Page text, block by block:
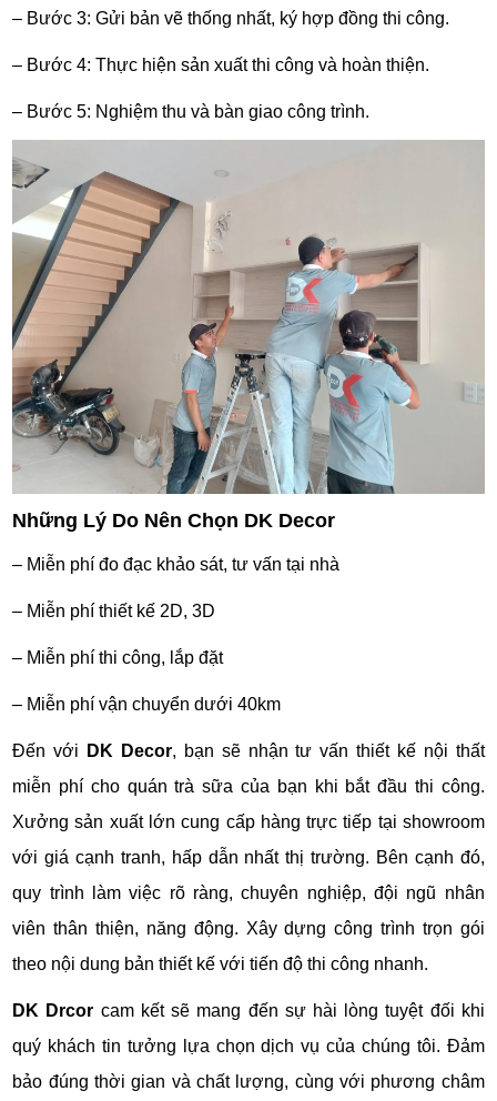
– Bước 3: Gửi bản vẽ thống nhất, ký hợp đồng thi công.
– Bước 4: Thực hiện sản xuất thi công và hoàn thiện.
– Bước 5: Nghiệm thu và bàn giao công trình.
Những Lý Do Nên Chọn DK Decor
– Miễn phí đo đạc khảo sát, tư vấn tại nhà
– Miễn phí thiết kế 2D, 3D
– Miễn phí thi công, lắp đặt
– Miễn phí vận chuyển dưới 40km
Đến với DK Decor, bạn sẽ nhận tư vấn thiết kế nội thất
miễn phí cho quán trà sữa của bạn khi bắt đầu thi công.
Xưởng sản xuất lớn cung cấp hàng trực tiếp tại showroom
với giá cạnh tranh, hấp dẫn nhất thị trường. Bên cạnh đó,
quy trình làm việc rõ ràng, chuyên nghiệp, đội ngũ nhân
viên thân thiện, năng động. Xây dựng công trình trọn gói
theo nội dung bản thiết kế với tiến độ thi công nhanh.
DK Drcor cam kết sẽ mang đến sự hài lòng tuyệt đối khi
quý khách tin tưởng lựa chọn dịch vụ của chúng tôi. Đảm
bảo đúng thời gian và chất lượng, cùng với phương châm